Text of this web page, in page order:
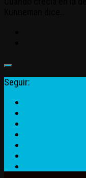
Seguir: